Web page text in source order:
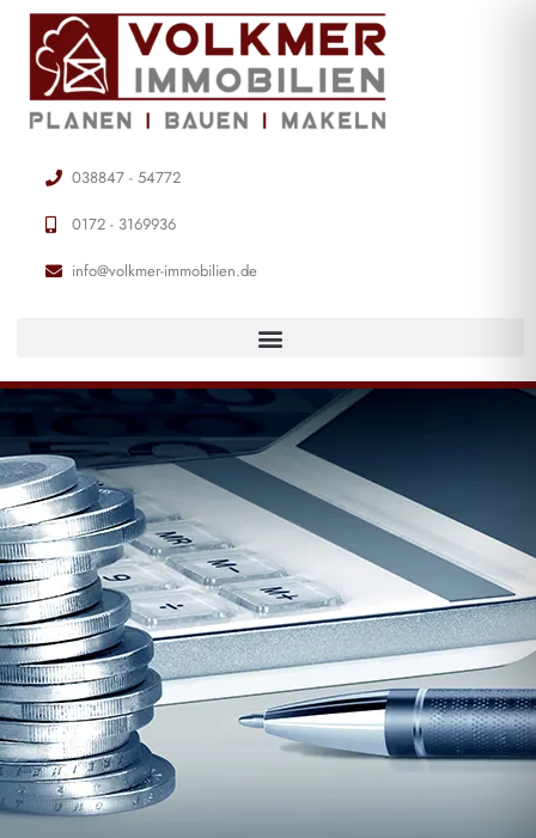
038847 - 54772
0172 - 3169936
info@volkmer-immobilien.de